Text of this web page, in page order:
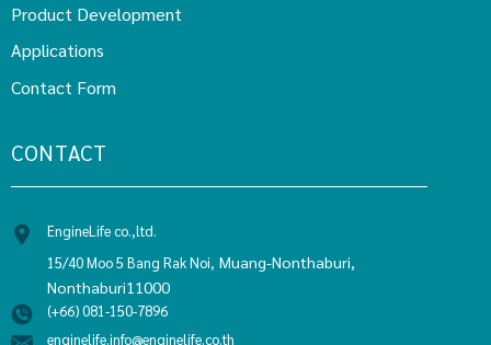
Product Development
Applications
Contact Form
CONTACT
EngineLife co.,ltd.
15/40 Moo 5 Bang Rak Noi, Muang-Nonthaburi,
Nonthaburi11000
(+66) 081-150-7896
enginelife.info@enginelife.co.th